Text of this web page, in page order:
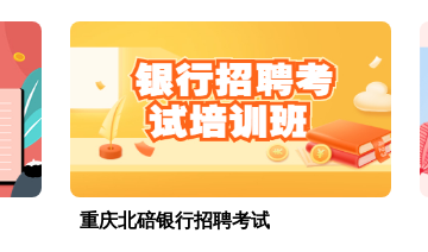
重庆北碚银行招聘考试